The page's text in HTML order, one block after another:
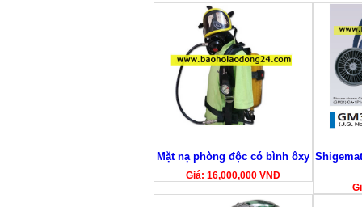
Mặt nạ phòng độc có bình ôxy
Giá: 16,000,000 VNĐ